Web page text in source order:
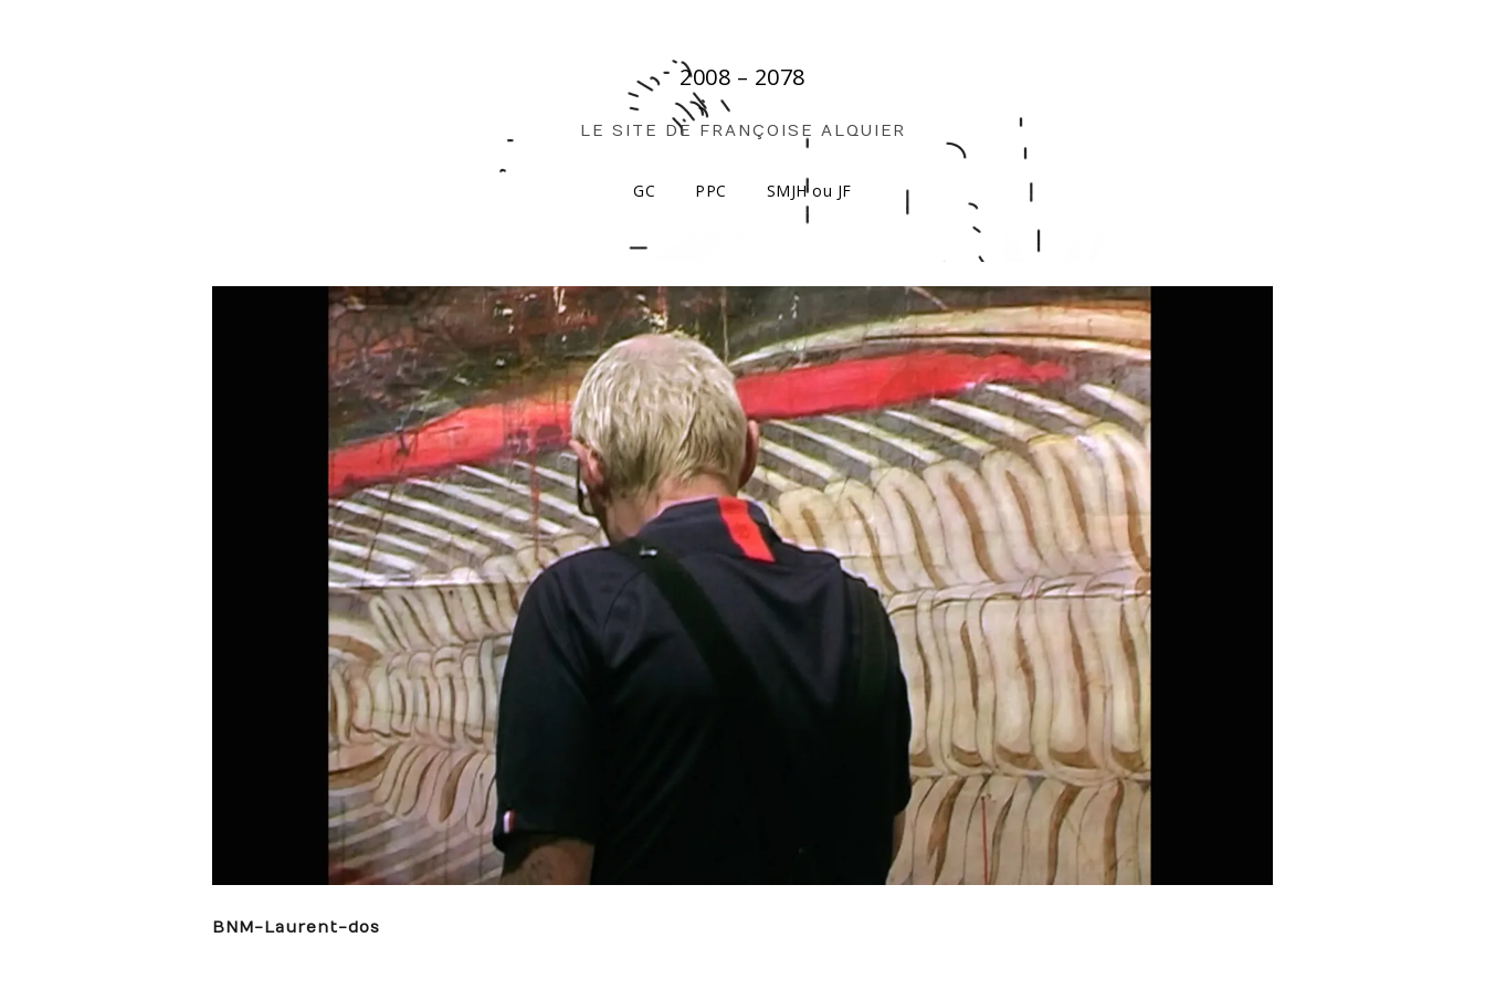
2008 – 2078
LE SITE DE FRANÇOISE ALQUIER
GC PPC SMJH ou JF
BNM-Laurent-dos